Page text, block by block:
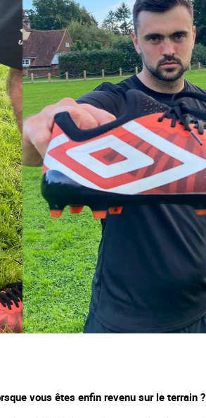
vous êtes enfin revenu sur le terrain ?